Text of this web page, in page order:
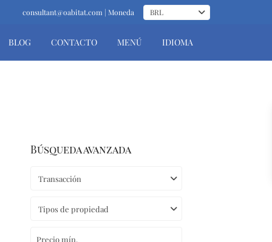
consultant@oabitat.com | Moneda BRL
BLOG CONTACTO MENÚ IDIOMA
Búsqueda avanzada
Transacción
Tipos de propiedad